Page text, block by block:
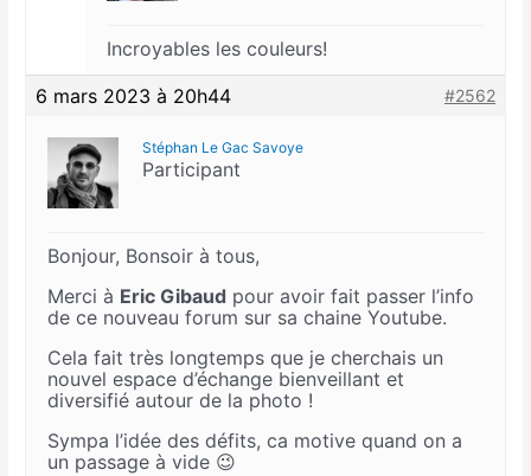
Incroyables les couleurs!
6 mars 2023 à 20h44
#2562
Stéphan Le Gac Savoye
Participant
Bonjour, Bonsoir à tous,
Merci à Eric Gibaud pour avoir fait passer l’info
de ce nouveau forum sur sa chaine Youtube.
Cela fait très longtemps que je cherchais un
nouvel espace d’échange bienveillant et
diversifié autour de la photo !
Sympa l’idée des défits, ca motive quand on a
un passage à vide 😉